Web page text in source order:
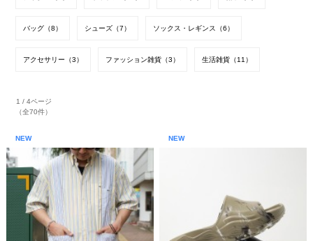
バッグ（8） シューズ（7） ソックス・レギンス（6）
アクセサリー（3） ファッション雑貨（3） 生活雑貨（11）
1 / 4ページ
（全70件）
NEW NEW